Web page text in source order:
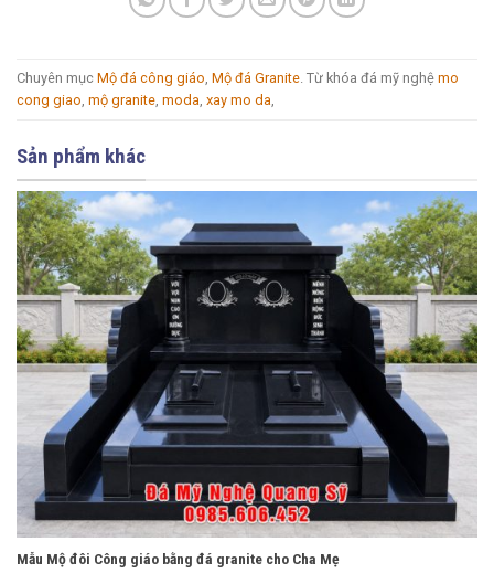
Chuyên mục Mộ đá công giáo Mộ đá Granite . Từ khóa đá mỹ nghệ mo
cong giao mộ granite moda xay mo da
Sản phẩm khác
Mẫu Mộ đôi Công giáo bằng đá granite cho Cha Mẹ